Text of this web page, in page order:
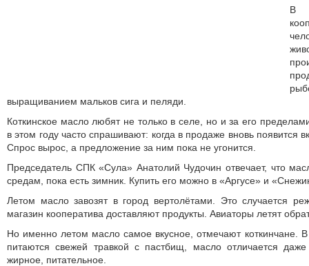
В
выращиванием мальков сига и пеляди.
Коткинское масло любят не только в селе, но и за его
в этом году часто спрашивают: когда в продаже вновь появится
Спрос вырос, а предложение за ним пока не угонится.
Председатель СПК «Сула» Анатолий Чудочин отвечает, что
средам, пока есть зимник. Купить его можно в «Аргусе» и
Летом масло завозят в город вертолётами. Это случается
магазин кооператива доставляют продукты. Авиаторы летят
Но именно летом масло самое вкусное, отмечают коткинчане. В
питаются свежей травкой с пастбищ, масло отличается
жирное, питательное.